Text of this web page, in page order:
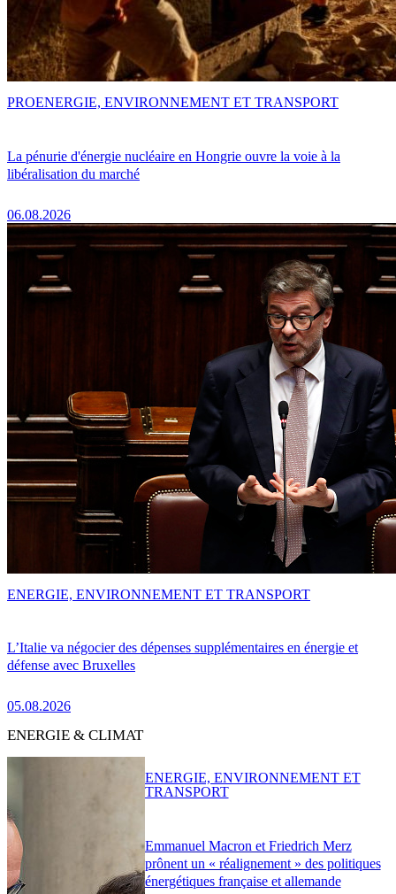
La pénurie d'énergie nucléaire en Hongrie ouvre la voie à la
libéralisation du marché
06.08.2026
PROENERGIE, ENVIRONNEMENT ET TRANSPORT
L’Italie va négocier des dépenses supplémentaires en énergie et
défense avec Bruxelles
05.08.2026
ENERGIE, ENVIRONNEMENT ET TRANSPORT
ENERGIE & CLIMAT
Emmanuel Macron et Friedrich Merz
prônent un « réalignement » des politiques
énergétiques française et allemande
ENERGIE, ENVIRONNEMENT ET
TRANSPORT